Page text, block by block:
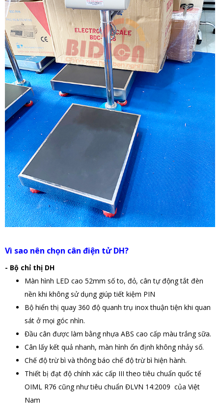
Vì sao nên chọn cân điện tử DH?
- Bộ chỉ thị DH
Màn hình LED cao 52mm số to, đỏ, cân tự động tắt đèn
nền khi không sử dụng giúp tiết kiệm PIN
Bộ hiển thị quay 360 độ quanh trụ inox thuận tiện khi quan
sát ở mọi góc nhìn.
Đầu cân được làm bằng nhựa ABS cao cấp màu trắng sữa.
Cân lấy kết quả nhanh, màn hình ổn định không nhảy số.
Chế độ trừ bì và thông báo chế độ trừ bì hiện hành.
Thiết bị đạt độ chính xác cấp III theo tiêu chuẩn quốc tế
OIML R76 cũng như tiêu chuẩn ĐLVN 14:2009 của Việt
Nam